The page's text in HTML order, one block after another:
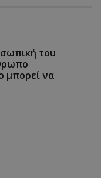
του
μπορεί να